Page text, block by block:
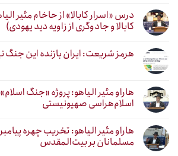
درس «اسرار کابالا» از حاخام مئیر
کابالا و جادوگری از زاویه دید یهودی)
هرمز شریعت: ایران بازنده این
هاراو مئیر الیاهو: پروژه «جنگ
اسلام‌هراسی صهیونیستی
هاراو مئیر الیاهو: تخریب چهره
مسلمانان بر بیت‌المقدس